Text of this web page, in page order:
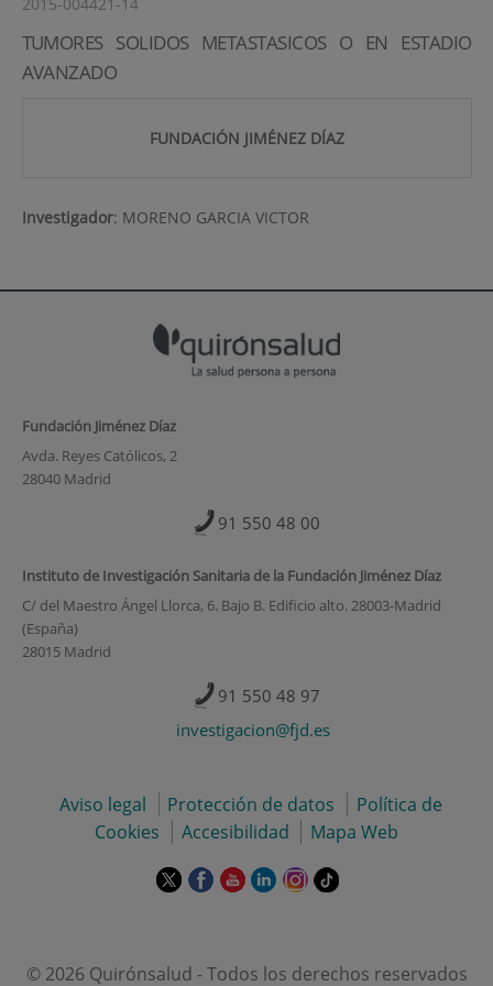
2015-004421-14
TUMORES SOLIDOS METASTASICOS O EN ESTADIO
AVANZADO
FUNDACIÓN JIMÉNEZ DÍAZ
Investigador: MORENO GARCIA VICTOR
Fundación Jiménez Díaz
Avda. Reyes Católicos, 2
28040 Madrid
91 550 48 00
Instituto de Investigación Sanitaria de la Fundación Jiménez Díaz
C/ del Maestro Ángel Llorca, 6. Bajo B. Edificio alto. 28003-Madrid
(España)
28015 Madrid
91 550 48 97
investigacion@fjd.es
Aviso legal Protección de datos
Política de
Cookies
Accesibilidad Mapa Web
Este
en
Este
en
Este
en
Este
en
Este
en
Enlace
externa.
© 2026 Quirónsalud - Todos los derechos reservados